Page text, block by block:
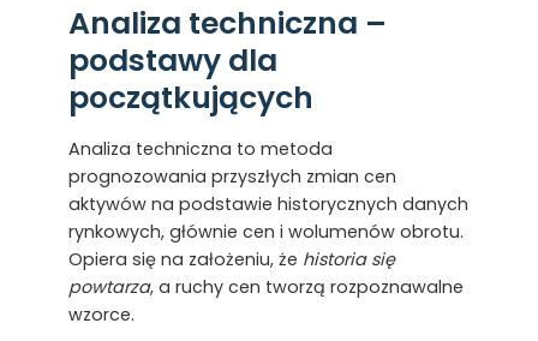
Analiza techniczna –
podstawy dla
początkujących
Analiza techniczna to metoda
prognozowania przyszłych zmian cen
aktywów na podstawie historycznych danych
rynkowych, głównie cen i wolumenów obrotu.
Opiera się na założeniu, że historia się
powtarza, a ruchy cen tworzą rozpoznawalne
wzorce.